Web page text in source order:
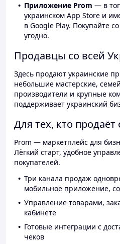
Приложение Prom — в
украинском App Store и
в Google Play. Покупайте
угодно.
Продавцы со всей
Здесь продают украинские
небольшие мастерские,
производители и крупные
поддерживает украинский
Для тех, кто
Prom — маркетплейс для
Лёгкий старт, удобное
покупателей.
Три канала продаж
мобильное приложение,
Управление товарами,
кабинете
Готовые интеграции с
чеков